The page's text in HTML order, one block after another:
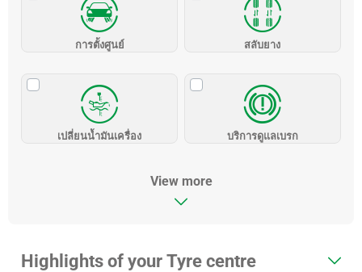
การตั้งศูนย์ สลับยาง
เปลี่ยนน้ำมันเครื่อง บริการดูแลเบรก
View more
Highlights of your Tyre centre